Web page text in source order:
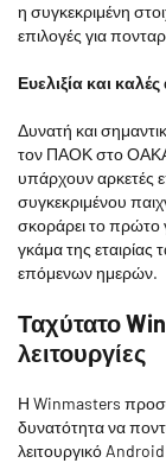
η συγκεκριμένη
επιλογές για
Ευελιξία και
Δυνατή και
τον ΠΑΟΚ στο ΟΑΚΑ.
υπάρχουν αρκετές
συγκεκριμένου
σκοράρει το πρώτο
γκάμα της εταιρίας
επόμενων ημερών.
Ταχύτατο
λειτουργίες
Η Winmasters
δυνατότητα να
λειτουργικό Android